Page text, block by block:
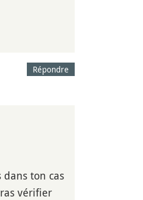
Répondre
ton cas
vérifier